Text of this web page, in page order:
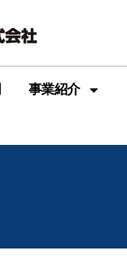
事業紹介